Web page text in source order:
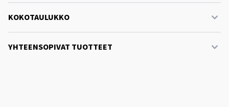
KOKOTAULUKKO
YHTEENSOPIVAT TUOTTEET